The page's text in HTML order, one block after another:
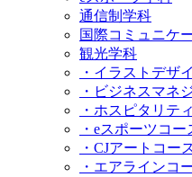
通信制学科
国際コミュニケ
観光学科
・イラストデザ
・ビジネスマネ
・ホスピタリテ
・eスポーツコー
・CJアートコー
・エアラインコ